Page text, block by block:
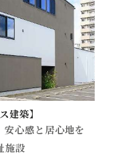
建築】
安心感と居心地を
施設